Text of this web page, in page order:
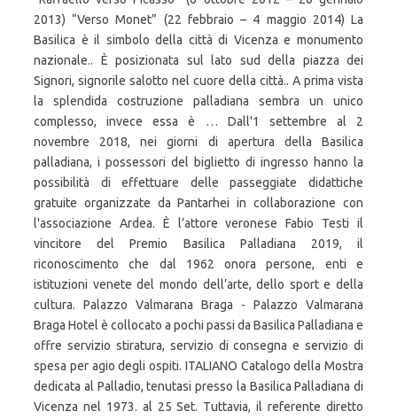
2013) “Verso Monet” (22 febbraio – 4 maggio 2014) La
Basilica è il simbolo della città di Vicenza e monumento
nazionale.. È posizionata sul lato sud della piazza dei
Signori, signorile salotto nel cuore della città.. A prima vista
la splendida costruzione palladiana sembra un unico
complesso, invece essa è … Dall'1 settembre al 2
novembre 2018, nei giorni di apertura della Basilica
palladiana, i possessori del biglietto di ingresso hanno la
possibilità di effettuare delle passeggiate didattiche
gratuite organizzate da Pantarhei in collaborazione con
l'associazione Ardea. È l’attore veronese Fabio Testi il
vincitore del Premio Basilica Palladiana 2019, il
riconoscimento che dal 1962 onora persone, enti e
istituzioni venete del mondo dell’arte, dello sport e della
cultura. Palazzo Valmarana Braga - Palazzo Valmarana
Braga Hotel è collocato a pochi passi da Basilica Palladiana e
offre servizio stiratura, servizio di consegna e servizio di
spesa per agio degli ospiti. ITALIANO Catalogo della Mostra
dedicata al Palladio, tenutasi presso la Basilica Palladiana di
Vicenza nel 1973. al 25 Set. Tuttavia, il referente diretto